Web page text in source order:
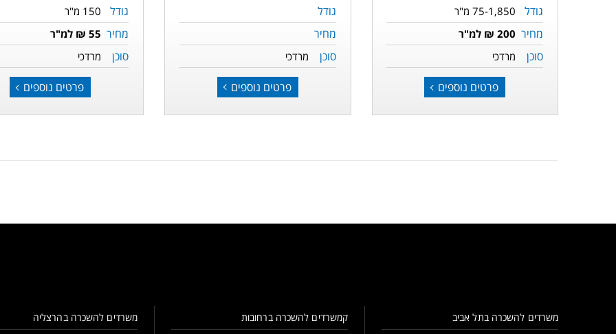
גודל 75-1,850 מ"ר
מחיר 200 ₪ למ"ר
סוכן מרדכי
פרטים נוספים
גודל
מחיר
סוכן
מרדכי
פרטים נוספים
גודל 150 מ"ר
מחיר 55 ₪ למ"ר
סוכן מרדכי
פרטים נוספים
משרדים להשכרה בתל אביב קמשרדים להשכרה ברחובות משרדים להשכרה בהרצליה